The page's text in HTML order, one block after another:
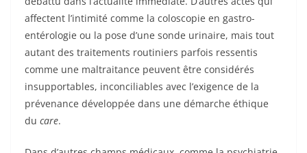
affectent l’intimité comme la coloscopie en gastro-
entérologie ou la pose d’une sonde urinaire, mais tout
autant des traitements routiniers parfois ressentis
comme une maltraitance peuvent être considérés
insupportables, inconciliables avec l’exigence de la
prévenance développée dans une démarche éthique
du care.